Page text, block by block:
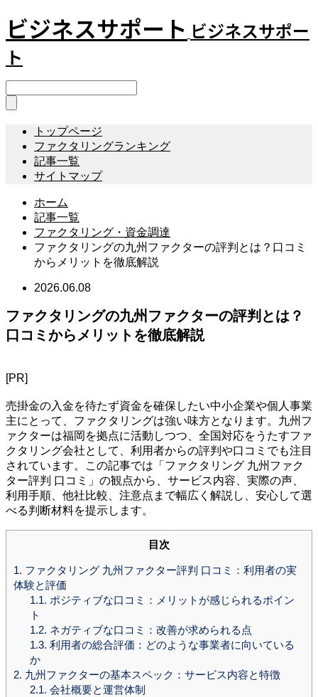
ビジネスサポート ビジネスサポー
ト
トップページ
ファクタリングランキング
記事一覧
サイトマップ
ホーム
記事一覧
ファクタリング・資金調達
ファクタリングの九州ファクターの評判とは？口コミ
からメリットを徹底解説
2026.06.08
ファクタリングの九州ファクターの評判とは？
口コミからメリットを徹底解説
[PR]
売掛金の入金を待たず資金を確保したい中小企業や個人事業
主にとって、ファクタリングは強い味方となります。九州フ
ァクターは福岡を拠点に活動しつつ、全国対応をうたすファ
クタリング会社として、利用者からの評判や口コミでも注目
されています。この記事では「ファクタリング 九州ファク
ター評判 口コミ」の観点から、サービス内容、実際の声、
利用手順、他社比較、注意点まで幅広く解説し、安心して選
べる判断材料を提示します。
目次
1. ファクタリング 九州ファクター評判 口コミ：利用者の実
体験と評価
1.1. ポジティブな口コミ：メリットが感じられるポイン
ト
1.2. ネガティブな口コミ：改善が求められる点
1.3. 利用者の総合評価：どのような事業者に向いている
か
2. 九州ファクターの基本スペック：サービス内容と特徴
2.1. 会社概要と運営体制